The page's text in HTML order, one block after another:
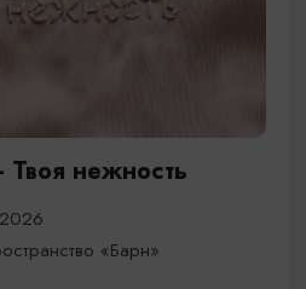
нежность
«Барн»